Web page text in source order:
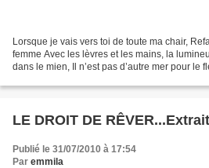
Lorsque je vais vers toi de toute ma chair,
femme Avec les lèvres et les mains, la
dans le mien, Il n’est pas d’autre mer pour le
LE DROIT DE RÊVER...Extrait
Publié le 31/07/2010 à 17:54
Par emmila